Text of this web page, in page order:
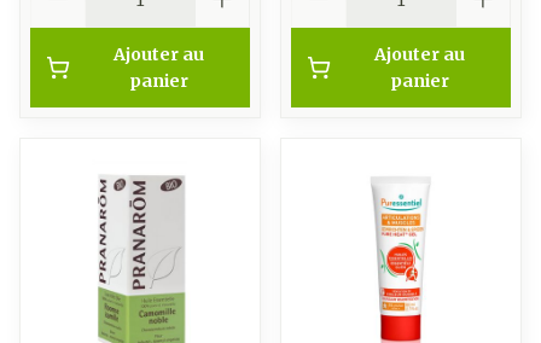
Ajouter au
panier
Ajouter au
panier